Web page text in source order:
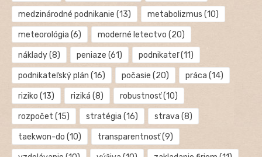
medzinárodné podnikanie (13) metabolizmus (10)
meteorológia (6) moderné letectvo (20)
náklady(8) peniaze (61) podnikateľ(11)
podnikateľský plán (16) počasie (20) práca (14)
riziko (13) riziká (8) robustnosť(10)
rozpočet (15) stratégia (16) strava (8)
taekwon-do (10) transparentnosť(9)